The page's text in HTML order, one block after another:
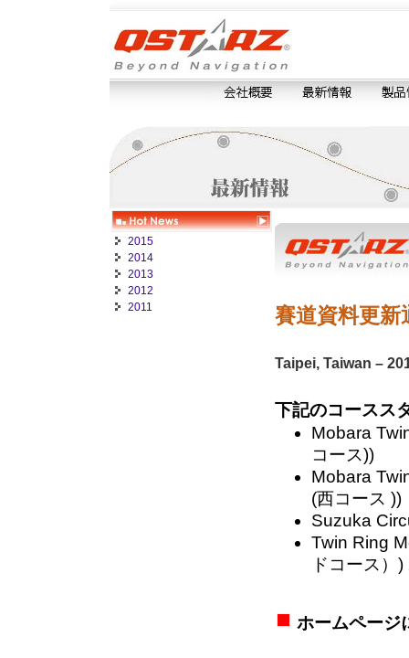
2015
2014
2013
2012
2011
賽道資料更新
Taipei, Taiwan –
下記のコースス
Mobara
コース))
Mobara
(西コース
Suzuka
Twin Ring
ドコース）
ホームページ